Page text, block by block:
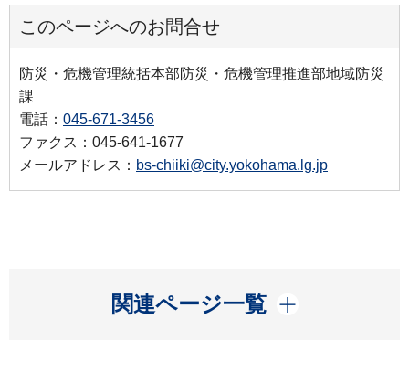
このページへのお問合せ
防災・危機管理統括本部防災・危機管理推進部地域防災
課
電話： 045-671-3456
ファクス：045-641-1677
メールアドレス： bs-chiiki@city.yokohama.lg.jp
関連ページ一覧
開く